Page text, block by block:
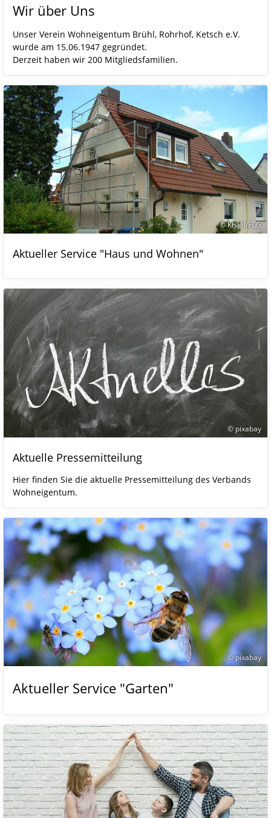
Wir über Uns
Unser Verein Wohneigentum Brühl, Rohrhof, Ketsch e.V.
wurde am 15.06.1947 gegründet.
Derzeit haben wir 200 Mitgliedsfamilien.
© Khalil/FuG
Aktueller Service "Haus und Wohnen"
© pixabay
Aktuelle Pressemitteilung
Hier finden Sie die aktuelle Pressemitteilung des Verbands
Wohneigentum.
© pixabay
Aktueller Service "Garten"